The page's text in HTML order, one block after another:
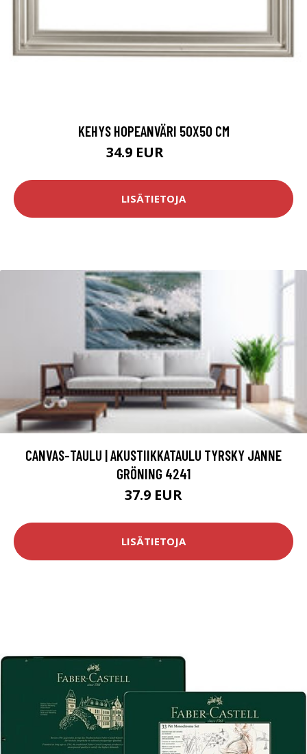
KEHYS HOPEANVÄRI 50X50 CM
34.9 EUR
LISÄTIETOJA
CANVAS-TAULU | AKUSTIIKKATAULU TYRSKY JANNE
GRÖNING 4241
37.9 EUR
LISÄTIETOJA